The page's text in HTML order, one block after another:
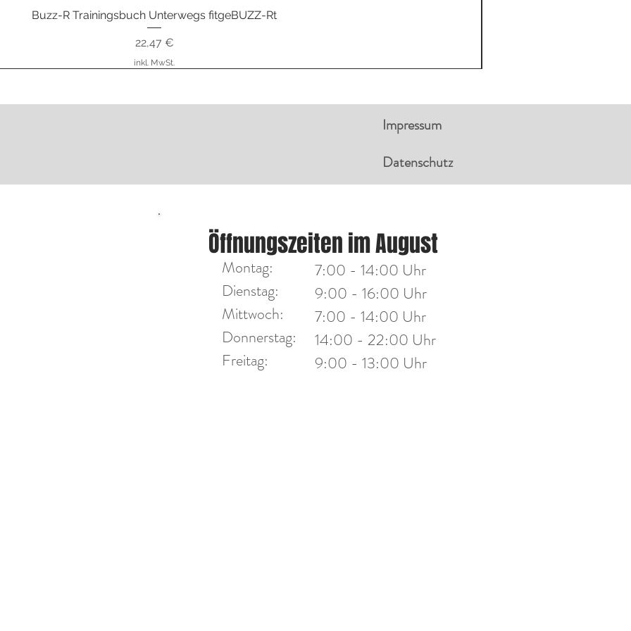
Schnellansicht
Buzz-R Trainingsbuch Unterwegs fitgeBUZZ-Rt
Preis
22,47 €
inkl. MwSt.
Impressum
Datenschutz
Dienstag
Mittwoch
Donnerstag
Freitag
14:00 - 18:00 Uhr
14:00 - 18:00 Uhr
14:00 - 19:30 Uhr
10:00 - 13:00 Uhr
Öffnungszeiten im August
Montag:
Dienstag:
Mittwoch:​
Donnerstag:
Freitag:
7:00 - 14:00 Uhr
9:00 - 16:00 Uhr
7:00 - 14:00 Uhr
14:00 - 22:00 Uhr
9:00 - 13:00 Uhr